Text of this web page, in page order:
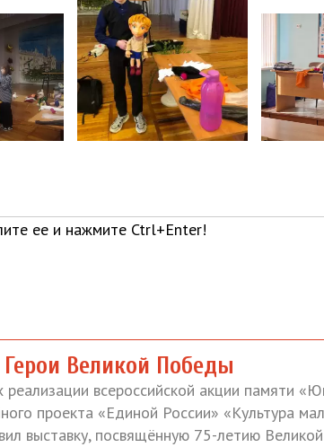
ее и нажмите Ctrl+Enter!
Великой Победы
реализации всероссийской акции памяти
проекта «Единой России» «Культура
выставку, посвящённую 75-летию